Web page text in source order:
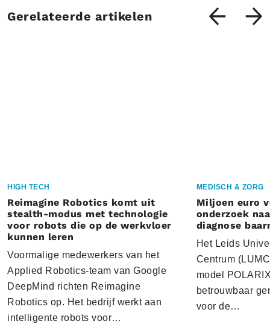
Gerelateerde artikelen
HIGH TECH
Reimagine Robotics komt uit
stealth-modus met technologie
voor robots die op de werkvloer
kunnen leren
Voormalige medewerkers van het
Applied Robotics-team van Google
DeepMind richten Reimagine
Robotics op. Het bedrijf werkt aan
intelligente robots voor…
MEDISCH & ZORG
Miljoen euro
onderzoek
diagnose
Het Leids
Centrum
model
betrouwbaar
voor de…